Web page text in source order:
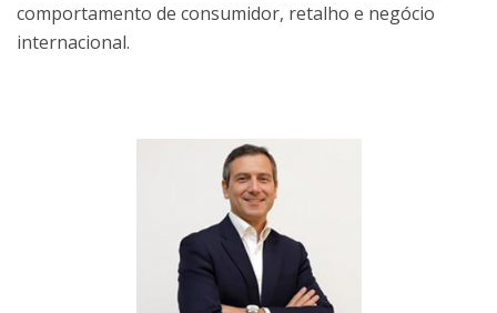
comportamento de consumidor, retalho e negócio
internacional.